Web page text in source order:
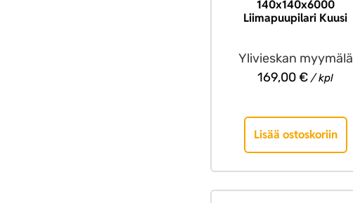
140x140x6000
Liimapuupilari Kuusi
Ylivieskan myymälä
169,00€ / kpl
Lisää ostoskoriin